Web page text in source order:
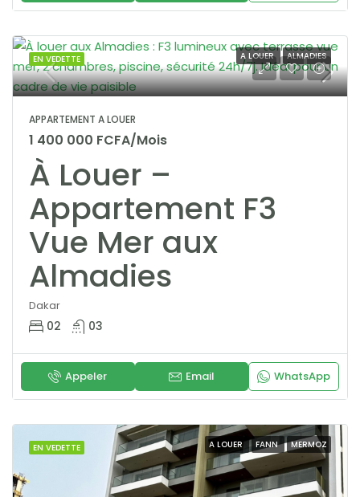
EN VEDETTE A LOUER ALMADIES
APPARTEMENT A LOUER
1 400 000 FCFA/Mois
À Louer –
Appartement F3
Vue Mer aux
Almadies
Dakar
02 03
Appeler Email WhatsApp
EN VEDETTE A LOUER FANN MERMOZ